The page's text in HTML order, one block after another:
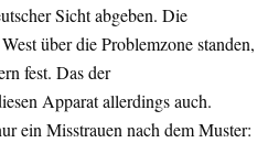
Sicht abgeben. Die
über die Problemzone standen,
fest. Das der
Apparat allerdings auch.
ein Misstrauen nach dem Muster: